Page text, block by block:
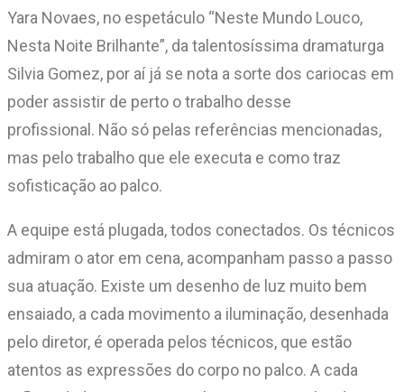
Yara Novaes, no espetáculo “Neste Mundo Louco,
Nesta Noite Brilhante”, da talentosíssima dramaturga
Silvia Gomez, por aí já se nota a sorte dos cariocas em
poder assistir de perto o trabalho desse
profissional. Não só pelas referências mencionadas,
mas pelo trabalho que ele executa e como traz
sofisticação ao palco.
A equipe está plugada, todos conectados. Os técnicos
admiram o ator em cena, acompanham passo a passo
sua atuação. Existe um desenho de luz muito bem
ensaiado, a cada movimento a iluminação, desenhada
pelo diretor, é operada pelos técnicos, que estão
atentos as expressões do corpo no palco. A cada